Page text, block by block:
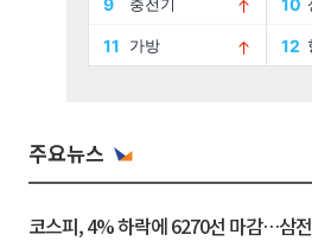
주요뉴스
코스피, 4% 하락에 6270선 마감…삼전